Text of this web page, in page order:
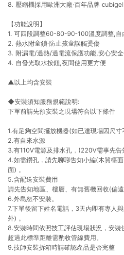
8. 壓縮機採用歐洲大廠·百年品牌 cubigel
【功能說明】
1. 可四段調整60-80-90-100溫度調整,自
2. 熱水附童鎖·防止孩童誤觸燙傷
3. 附漏電/過熱/過電流保護功能,安心安
4. 自發光取水按鈕,夜間使用更方便
▲以上均含安裝
◆安裝須知服務規範說明:
下單前請先預安裝之現場符合以下條件
1.有足夠空間擺放機器(如已達現場因尺
2.有自來水源
3.有110V電源及排水孔，(220V需事先告
4.如需鑽孔，請先聊聊告知小編(木質檯
面) 。
5.含配送安裝費用
請先告知地區、樓層、有無舊機回收(偏遠
6.外島恕不安裝。
7.下單後留下姓名電話，3天內即有專人
外) 。
8.安裝時間依照技工評估現場狀況，安裝
超過此標準距離需酌收管線費用。
9.技師安裝拆箱時請確認產品是否完整